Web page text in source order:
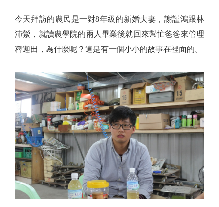
今天拜訪的農民是一對8年級的新婚夫妻，謝謹鴻跟林
沛縈，就讀農學院的兩人畢業後就回來幫忙爸爸來管理
釋迦田，為什麼呢？這是有一個小小的故事在裡面的。